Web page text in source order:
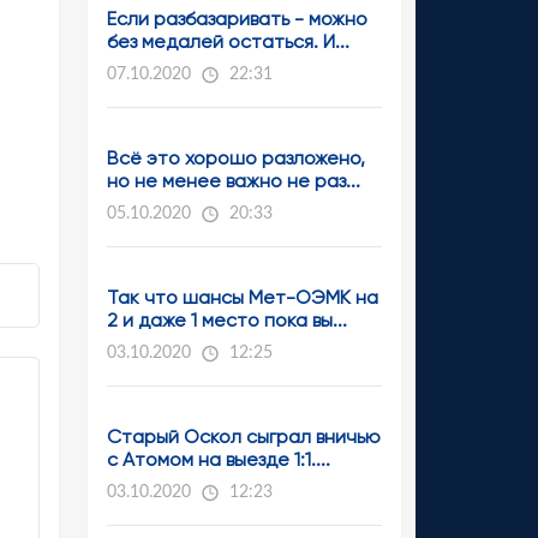
Если разбазаривать - можно
без медалей остаться. И...
07.10.2020 22:31
Всё это хорошо разложено,
но не менее важно не раз...
05.10.2020 20:33
Так что шансы Мет-ОЭМК на
2 и даже 1 место пока вы...
03.10.2020 12:25
Старый Оскол сыграл вничью
с Атомом на выезде 1:1....
03.10.2020 12:23